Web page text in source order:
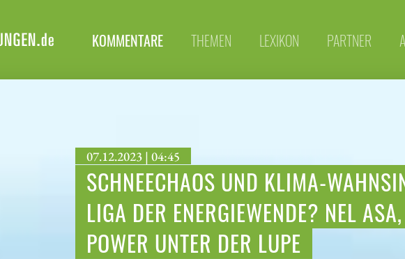
KOMMENTARE THEMEN LEXIKON PARTNER
07.12.2023 | 04:45
SCHNEECHAOS UND KLIMA-
LIGA DER ENERGIEWENDE? NEL
POWER UNTER DER LUPE